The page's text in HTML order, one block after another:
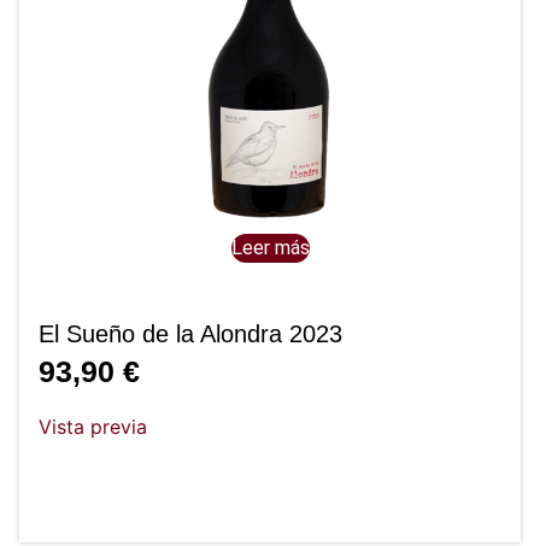
Leer más
El Sueño de la Alondra 2023
93,90 €
Vista previa